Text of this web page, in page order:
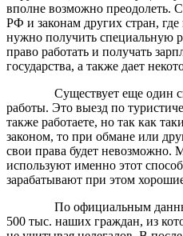
вполне возможно преодолеть.
РФ и законам других стран, где
нужно получить специальную
право работать и получать
государства, а также дает
Существует еще один
работы. Это выезд по
также работаете, но так как
законом, то при обмане или
свои права будет невозможно.
используют именно этот
зарабатывают при этом
По официальным
500 тыс. наших граждан, из